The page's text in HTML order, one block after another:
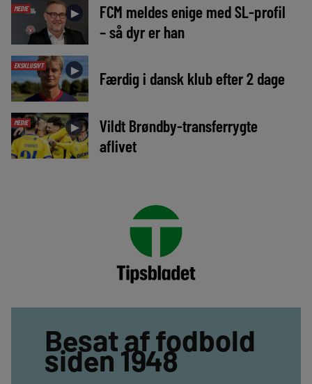
MEDIE ►
FCM meldes enige med SL-profil
– så dyr er han
EKSKLUSIVT ► Færdig i dansk klub efter 2 dage
MEDIE ►
Vildt Brøndby-transferrygte
aflivet
Besat af fodbold
siden 1948